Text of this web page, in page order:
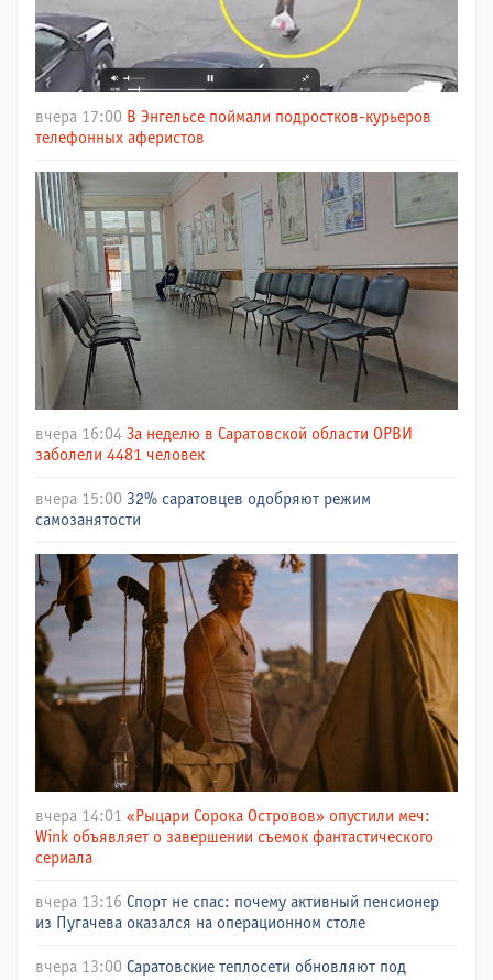
вчера 17:00 В Энгельсе поймали подростков-курьеров
телефонных аферистов
вчера 16:04 За неделю в Саратовской области ОРВИ
заболели 4481 человек
вчера 15:00 32% саратовцев одобряют режим
самозанятости
вчера 14:01 «Рыцари Сорока Островов» опустили меч:
Wink объявляет о завершении съемок фантастического
сериала
вчера 13:16 Спорт не спас: почему активный пенсионер
из Пугачева оказался на операционном столе
вчера 13:00 Саратовские теплосети обновляют под